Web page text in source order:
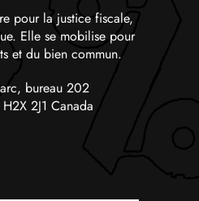
pour la justice fiscale,
Elle se mobilise pour
et du bien commun.
bureau 202
2J1 Canada